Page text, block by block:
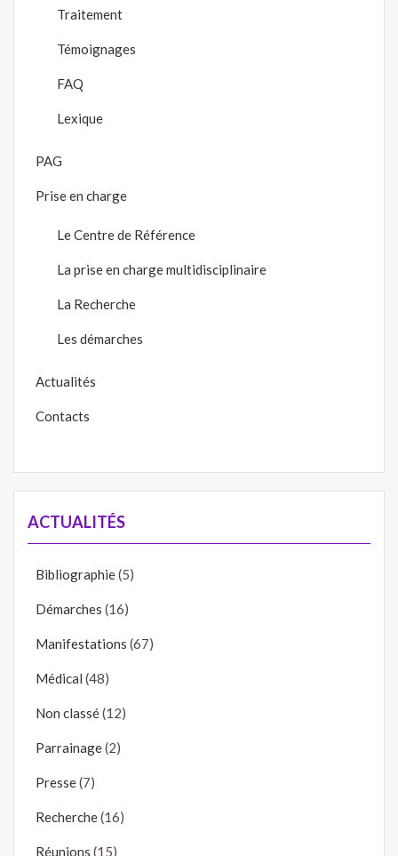
Traitement
Témoignages
FAQ
Lexique
PAG
Prise en charge
Le Centre de Référence
La prise en charge multidisciplinaire
La Recherche
Les démarches
Actualités
Contacts
ACTUALITÉS
Bibliographie(5)
Démarches (16)
Manifestations (67)
Médical (48)
Non classé(12)
Parrainage(2)
Presse(7)
Recherche(16)
Réunions (15)